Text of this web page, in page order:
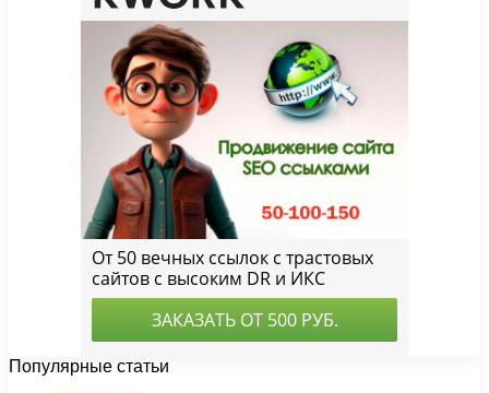
Популярные статьи